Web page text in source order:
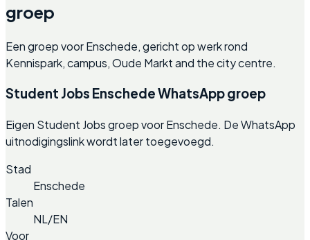
groep
Een groep voor Enschede, gericht op werk rond
Kennispark, campus, Oude Markt and the city centre.
Student Jobs Enschede WhatsApp groep
Eigen Student Jobs groep voor Enschede. De WhatsApp
uitnodigingslink wordt later toegevoegd.
Stad
Enschede
Talen
NL/EN
Voor